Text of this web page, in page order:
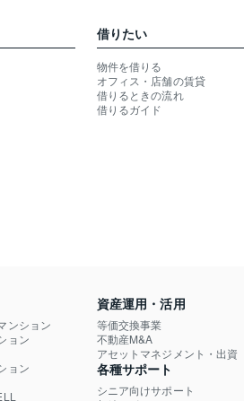
借りたい
物件を借りる
オフィス・店舗の賃貸
借りるときの流れ
借りるガイド
ンション
ョン
ョン
資産運用・活用
等価交換事業
不動産M&A
アセットマネジメント・出資
各種サポート
シニア向けサポート